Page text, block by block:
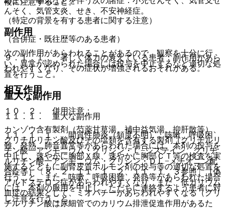
複に注意すること。
（特定の背景を有する患者に関する注意）
（合併症・既往歴等のある患者）
９．１．１． 著しく体力の衰えている患者：副作用があら
われやすくなり、その症状が増強されるおそれがある。
相互作用
１０．２． 併用注意：
カンゾウ含有製剤（芍薬甘草湯、補中益気湯、抑肝散等）、
グリチルリチン酸及びその塩類を含有する製剤（グリチルリ
チン酸一アンモニウム・グリシン・Ｌ−システイン、グリチ
ルリチン酸一アンモニウム・グリシン・ＤＬ−メチオニン配
合錠等）〔８．２、１１．１．２、１１．１．３参照〕［偽
アルドステロン症があらわれやすくなり、また、低カリウム
血症の結果として、ミオパチーがあらわれやすくなる（グリ
チルリチン酸は尿細管でのカリウム排泄促進作用があるた
んそく、気管支炎、せき、不安神経症。
副作用
次の副作用があらわれることがあるので、観察を十分に行
い、異常が認められた場合には投与を中止するなど適切な処
置を行うこと。
重大な副作用
１１．１． 重大な副作用
１１．１．１． 間質性肺炎（頻度不明）：咳嗽、呼吸困
難、発熱、肺音異常等があらわれた場合には、本剤の投与を
中止し、速やかに胸部Ｘ線、速やかに胸部ＣＴ等の検査を実
施するとともに副腎皮質ホルモン剤の投与等の適切な処置を
行うこと。また、咳嗽、呼吸困難、発熱等があらわれた場合
には、本剤の服用を中止し、ただちに連絡するよう患者に対
し注意を行うこと。